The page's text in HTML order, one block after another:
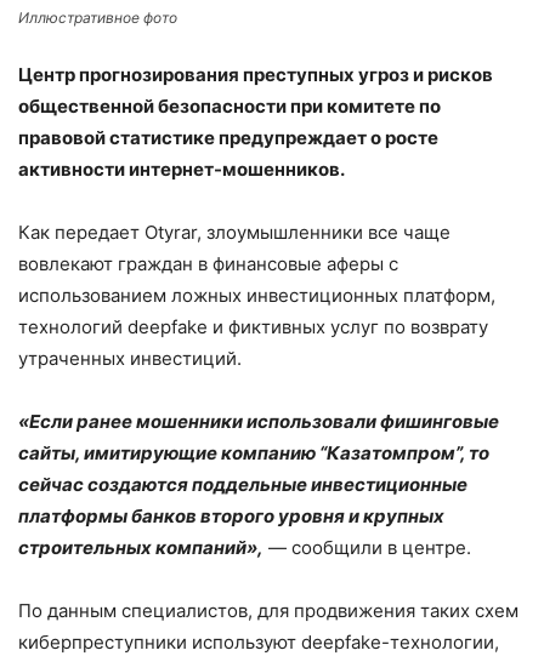
Иллюстративное фото
Центр прогнозирования преступных угроз и рисков
общественной безопасности при комитете по
правовой статистике предупреждает о росте
активности интернет-мошенников.
Как передает Otyrar, злоумышленники все чаще
вовлекают граждан в финансовые аферы с
использованием ложных инвестиционных платформ,
технологий deepfake и фиктивных услуг по возврату
утраченных инвестиций.
«Если ранее мошенники использовали фишинговые
сайты, имитирующие компанию “Казатомпром”, то
сейчас создаются поддельные инвестиционные
платформы банков второго уровня и крупных
строительных компаний», — сообщили в центре.
По данным специалистов, для продвижения таких схем
киберпреступники используют deepfake-технологии,